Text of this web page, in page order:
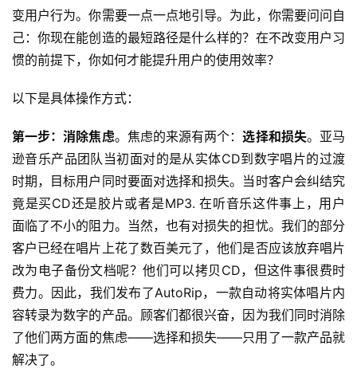
变用户行为。你需要一点一点地引导。为此，你需要问问自
己：你现在能创造的最短路径是什么样的？在不改变用户习
惯的前提下，你如何才能提升用户的使用效率？
以下是具体操作方式：
第一步：消除焦虑。焦虑的来源有两个：选择和损失。亚马
逊音乐产品团队当初面对的是从实体CD到数字唱片的过渡
时期，目标用户同时要面对选择和损失。当时客户会纠结究
竟是买CD还是胶片或者是MP3. 在听音乐这件事上，用户
面临了不小的阻力。当然，也有对损失的担忧。我们的部分
客户已经在唱片上花了数百美元了，他们是否应该放弃唱片
改为电子备份文档呢？他们可以拷贝CD，但这件事很费时
费力。因此，我们发布了AutoRip，一款自动将实体唱片内
容转录为数字的产品。顾客们都很兴奋，因为我们同时消除
了他们两方面的焦虑——选择和损失——只用了一款产品就
解决了。